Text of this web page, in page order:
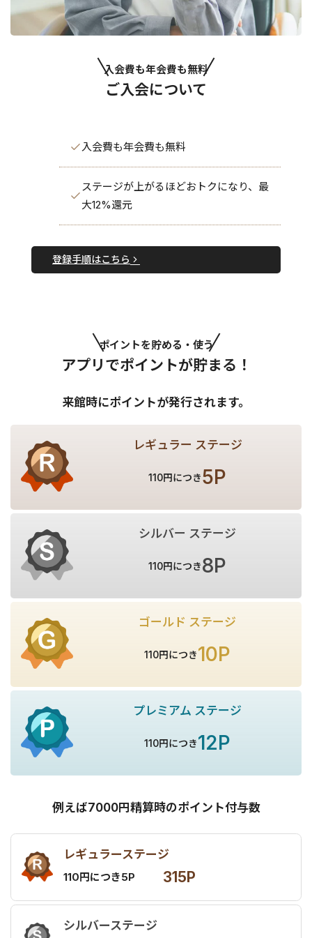
入会費も年会費も無料
ご入会について
入会費も年会費も無料
ステージが上がるほどおトクになり、最
大12%還元
登録手順はこちら
ポイントを貯める・使う
アプリでポイントが貯まる！
来館時にポイントが発行されます。
レギュラー ステージ
110円につき5P
シルバー ステージ
110円につき8P
ゴールド ステージ
110円につき10P
プレミアム ステージ
110円につき12P
例えば7000円精算時のポイント付与数
レギュラーステージ
110円につき5P 315P
シルバーステージ